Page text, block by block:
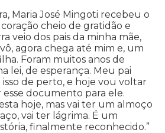
Maria José Mingoti recebeu o
cheio de gratidão e
veio dos pais da minha mãe,
agora chega até mim e, um
Foram muitos anos de
lei, de esperança. Meu pai
de perto, e hoje vou voltar
esse documento para ele.
hoje, mas vai ter um almoço
vai ter lágrima. É um
finalmente reconhecido.”